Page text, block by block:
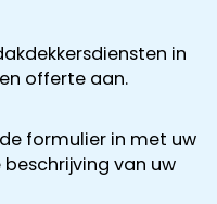
in
offerte aan.
formulier in met uw
van uw